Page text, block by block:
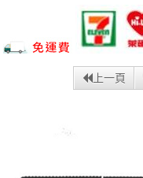
上一頁